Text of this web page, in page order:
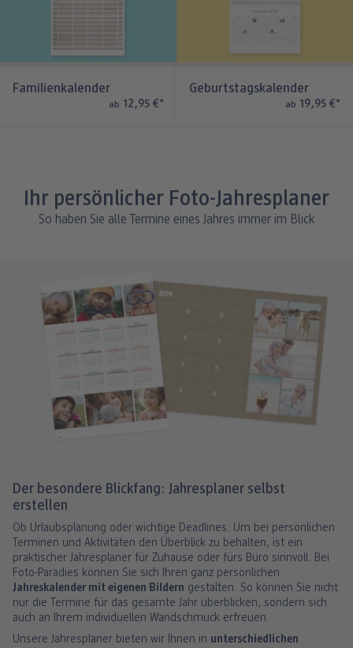
Familienkalender
ab 12,95 €*
Geburtstagskalender
ab 19,95 €*
Ihr persönlicher Foto-Jahresplaner
So haben Sie alle Termine eines Jahres immer im Blick
Der besondere Blickfang: Jahresplaner selbst
erstellen
Ob Urlaubsplanung oder wichtige Deadlines: Um bei persönlichen
Terminen und Aktivitäten den Überblick zu behalten, ist ein
praktischer Jahresplaner für Zuhause oder fürs Büro sinnvoll. Bei
Foto-Paradies können Sie sich Ihren ganz persönlichen
Jahreskalender mit eigenen Bildern gestalten. So können Sie nicht
nur die Termine für das gesamte Jahr überblicken, sondern sich
auch an Ihrem individuellen Wandschmuck erfreuen.
Unsere Jahresplaner bieten wir Ihnen in unterschiedlichen